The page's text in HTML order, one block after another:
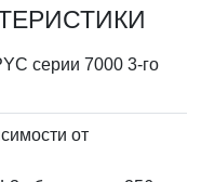
серии 7000 3-го
от